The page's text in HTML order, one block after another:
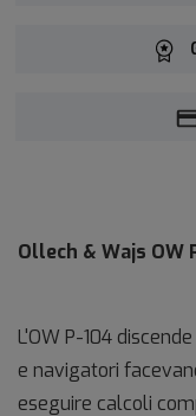
Ollech & Wajs OW
L'OW P-104
e navigatori
eseguire calcoli